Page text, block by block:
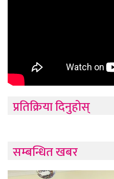
प्रतिक्रिया दिनुहोस्
सम्बन्धित खबर